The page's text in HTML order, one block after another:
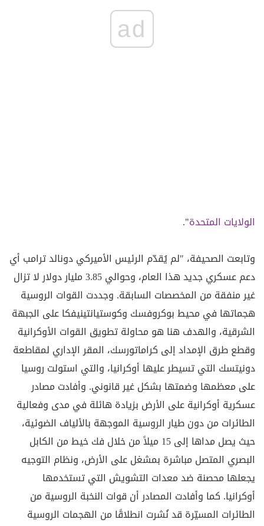
ad
الولايات المتحدة".
وتابعت الصحيفة، "لم يُقدّم الرئيس الأميركي دونالد ترامب أي
دعم عسكري جديد هذا العام، وحوالي 3.85 مليار دولار لا تزال
غير منفقة من المخصصات السابقة. وجددت القوات الروسية
هجماتها في محيط بوكروفسك وكوستيانتينيفكا على الجبهة
الشرقية، والهدف هنا هو محاولة تطويق القوات الأوكرانية
وقطع طرق الإمداد إلى كراماتورسك، المقر الإداري لمقاطعة
دونيتسك التي تسيطر عليها أوكرانيا، والتي استولت روسيا
على معظمها وضمتها بشكل غير قانوني. وأفادت مصادر
عسكرية أوكرانية على الأرض بزيادة هائلة في مدى وفعالية
الطائرات من دون طيار الروسية الموجهة بالألياف الضوئية،
حيث يصل مداها إلى 15 ميلاً من خلال فك خيط من الكابل
البصري المتصل مباشرة بمشغل على الأرض، ونظام التوجيه
يجعلها محصنة ضد معدات التشويش التي تستخدمها
أوكرانيا. كما وأفادت المصادر أن قوات النخبة الروسية من
الطائرات المسيّرة قد نُشرت انطلاقًا من الهجمات الروسية